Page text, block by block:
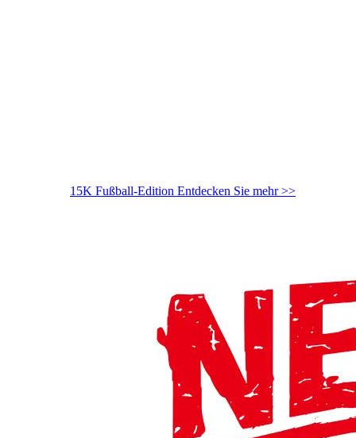
15K Fußball-Edition Entdecken Sie mehr >>